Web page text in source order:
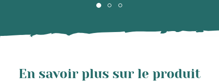
En savoir plus sur le produit